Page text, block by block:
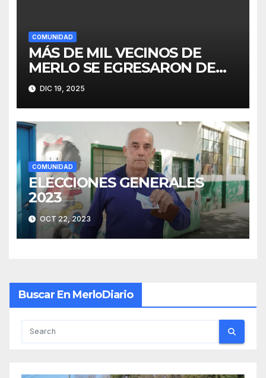
COMUNIDAD
MÁS DE MIL VECINOS DE
MERLO SE EGRESARON DE
FINES
DIC 19, 2025
COMUNIDAD
ELECCIONES GENERALES
2023
OCT 22, 2023
Buscar En MerloDiario